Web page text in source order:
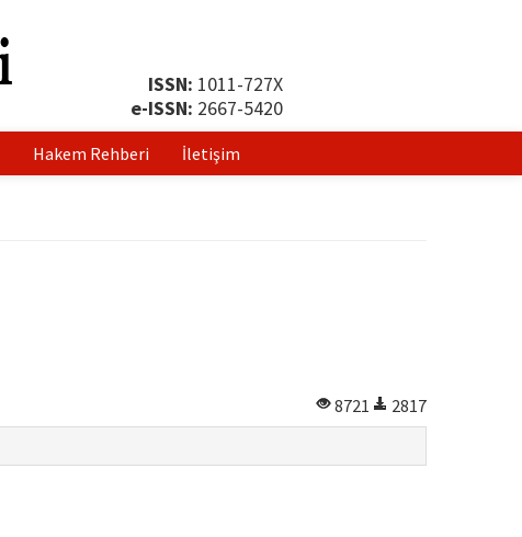
ISSN: 1011-727X
e-ISSN: 2667-5420
Hakem Rehberi İletişim
8721
2817